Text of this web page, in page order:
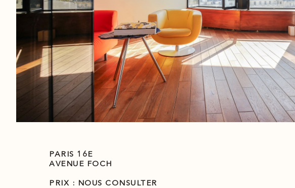
PARIS 16E
AVENUE FOCH
PRIX : NOUS CONSULTER